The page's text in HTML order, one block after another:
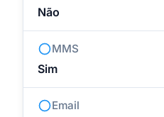
Não
MMS
Sim
Email